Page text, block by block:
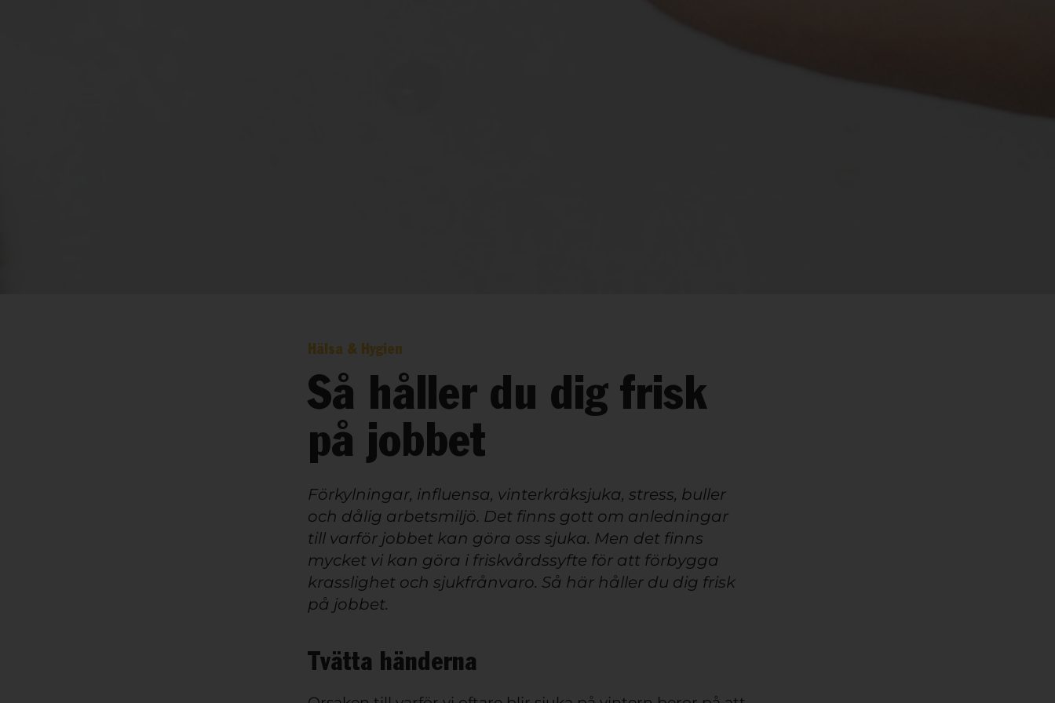
Hälsa & Hygien
Så håller du dig frisk
på jobbet
Förkylningar, influensa, vinterkräksjuka, stress, buller
och dålig arbetsmiljö. Det finns gott om anledningar
till varför jobbet kan göra oss sjuka. Men det finns
mycket vi kan göra i friskvårdssyfte för att förbygga
krasslighet och sjukfrånvaro. Så här håller du dig frisk
på jobbet.
Tvätta händerna